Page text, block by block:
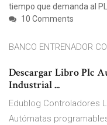
tiempo que demanda al
10 Comments
BANCO ENTRENADOR
Descargar Libro Plc
Industrial ...
Edublog Controladores
Autómatas